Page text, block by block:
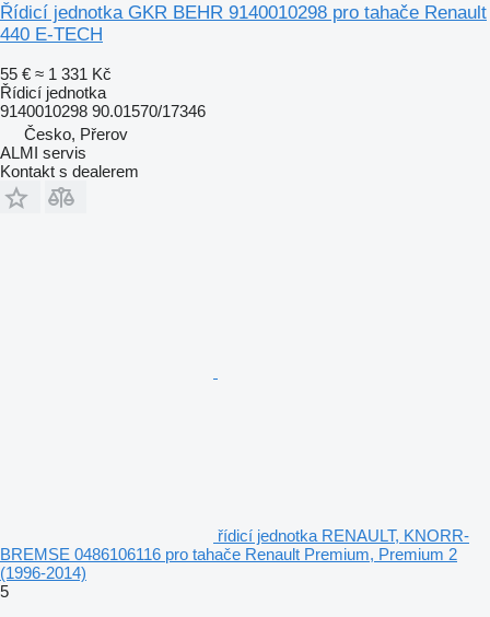
Řídicí jednotka GKR BEHR 9140010298 pro tahače Renault
440 E-TECH
55 € ≈ 1 331 Kč
Řídicí jednotka
9140010298 90.01570/17346
Česko, Přerov
ALMI servis
Kontakt s dealerem
řídicí jednotka RENAULT, KNORR-
BREMSE 0486106116 pro tahače Renault Premium, Premium 2
(1996-2014)
5